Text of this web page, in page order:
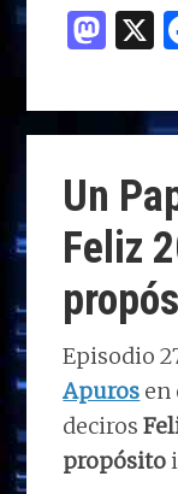
M
to
d
o
n
Un
Feliz
Episodio
Apuros en
deciros
propósito